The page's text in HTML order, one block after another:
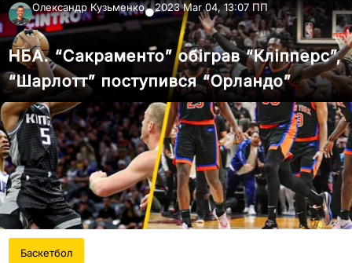
Олександр Кузьменко●2023 Mar 04, 13:07 ПП
НБА. “Сакраменто” обіграв “Кліпперс”,
“Шарлотт” поступився “Орландо”
Баскетбол